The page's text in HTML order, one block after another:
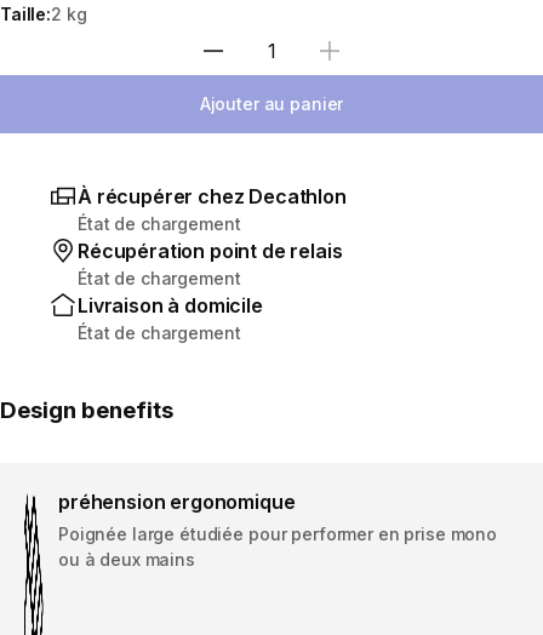
Taille:2 kg
Sélectionnez la quantité
Ajouter au panier
À récupérer chez Decathlon
État de chargement
Récupération point de relais
État de chargement
Livraison à domicile
État de chargement
Design benefits
préhension ergonomique
Poignée large étudiée pour performer en prise mono
ou à deux mains